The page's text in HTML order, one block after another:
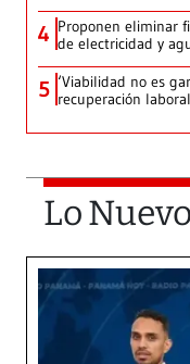
4 Proponen eliminar
de electricidad y
5 ‘Viabilidad no es
recuperación
Lo Nuevo